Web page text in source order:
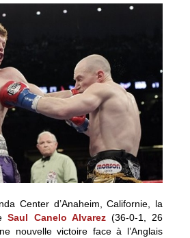
Center d’Anaheim, Californie, la
Saul Canelo Alvarez (36-0-1, 26
nouvelle victoire face à l’Anglais